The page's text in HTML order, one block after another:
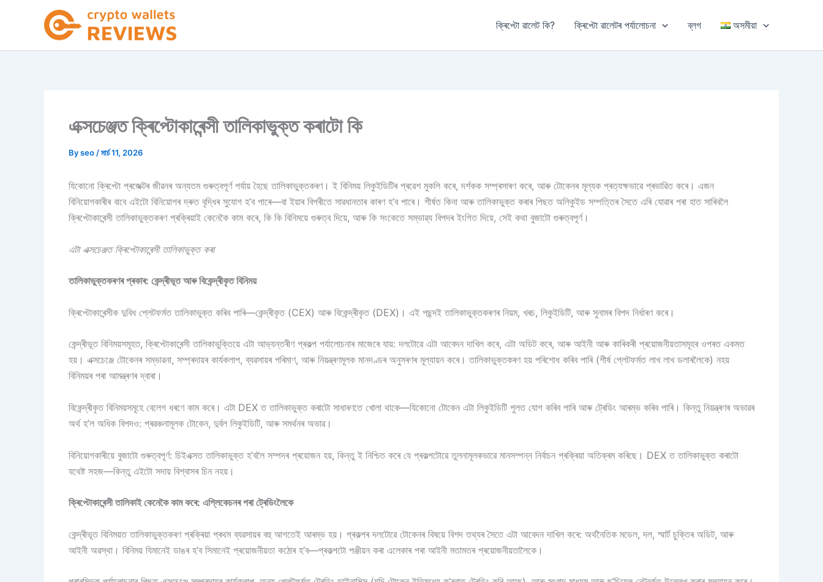
ক্ৰিপ্টো ৱালেট কি? ক্ৰিপ্টো ৱালেটৰ পৰ্যালোচনা ব্লগ অসমীয়া
এক্সচেঞ্জত ক্ৰিপ্টোকাৰেন্সী তালিকাভুক্ত কৰাটো কি
Byseo /মাৰ্চ 11, 2026
যিকোনো ক্ৰিপ্টো প্ৰজেক্টৰ জীৱনৰ অন্যতম গুৰুত্বপূৰ্ণ পৰ্যায় হৈছে তালিকাভুক্তকৰণ। ই বিনিময় লিকুইডিটিৰ প্ৰৱেশ মুকলি কৰে, দৰ্শকক সম্প্ৰসাৰণ কৰে, আৰু টোকেনৰ মূল্যক প্ৰত্যক্ষভাৱে প্ৰভাৱিত কৰে। এজন
বিনিয়োগকাৰীৰ বাবে এইটো বিনিয়োগৰ দ্ৰুত বৃদ্ধিৰ সুযোগ হ’ব পাৰে—বা ইয়াৰ বিপৰীতে সাৱধানতাৰ কাৰণ হ’ব পাৰে। শীৰ্ষত কিনা আৰু তালিকাভুক্ত কৰাৰ পিছত অলিকুইড সম্পত্তিৰ সৈতে এৰি যোৱাৰ পৰা হাত সাৰিবলৈ
ক্ৰিপ্টোকাৰেন্সী তালিকাভুক্তকৰণ প্ৰক্ৰিয়াই কেনেকৈ কাম কৰে, কি কি বিনিময়ে গুৰুত্ব দিয়ে, আৰু কি সংকেতে সম্ভাৱ্য বিপদৰ ইংগিত দিয়ে, সেই কথা বুজাটো গুৰুত্বপূৰ্ণ।
এটা এক্সচেঞ্জত ক্ৰিপ্টোকাৰেন্সী তালিকাভুক্ত কৰা
তালিকাভুক্তকৰণৰ প্ৰকাৰ: কেন্দ্ৰীভূত আৰু বিকেন্দ্ৰীকৃত বিনিময়
ক্ৰিপ্টোকাৰেন্সীক দুবিধ প্লেটফৰ্মত তালিকাভুক্ত কৰিব পাৰি—কেন্দ্ৰীকৃত (CEX) আৰু বিকেন্দ্ৰীকৃত (DEX)। এই পছন্দই তালিকাভুক্তকৰণৰ নিয়ম, খৰচ, লিকুইডিটি, আৰু সুনামৰ বিপদ নিৰ্ধাৰণ কৰে।
কেন্দ্ৰীভূত বিনিময়সমূহত, ক্ৰিপ্টোকাৰেন্সী তালিকাভুক্তিয়ে এটা আভ্যন্তৰীণ প্ৰকল্প পৰ্যালোচনাৰ মাজেৰে যায়: দলটোৱে এটা আবেদন দাখিল কৰে, এটা অডিট কৰে, আৰু আইনী আৰু কাৰিকৰী প্ৰয়োজনীয়তাসমূহৰ ওপৰত একমত
হয়। এক্সচেঞ্জে টোকেনৰ সম্ভাৱনা, সম্প্ৰদায়ৰ কাৰ্যকলাপ, ব্যৱসায়ৰ পৰিমাণ, আৰু নিয়ন্ত্ৰণমূলক মানদণ্ডৰ অনুসৰণৰ মূল্যায়ন কৰে। তালিকাভুক্তকৰণ হয় পৰিশোধ কৰিব পাৰি (শীৰ্ষ প্লেটফৰ্মত লাখ লাখ ডলাৰলৈকে) নহয়
বিনিময়ৰ পৰা আমন্ত্ৰণৰ দ্বাৰা।
বিকেন্দ্ৰীকৃত বিনিময়সমূহে বেলেগ ধৰণে কাম কৰে। এটা DEX ত তালিকাভুক্ত কৰাটো সাধাৰণতে খোলা থাকে—যিকোনো টোকেন এটা লিকুইডিটি পুলত যোগ কৰিব পাৰি আৰু ট্ৰেডিং আৰম্ভ কৰিব পাৰি। কিন্তু নিয়ন্ত্ৰণৰ অভাৱৰ
অৰ্থ হ’ল অধিক বিপদও: প্ৰৱঞ্চনামূলক টোকেন, দুৰ্বল লিকুইডিটি, আৰু সমৰ্থনৰ অভাৱ।
বিনিয়োগকাৰীয়ে বুজাটো গুৰুত্বপূৰ্ণ: চিইএক্সত তালিকাভুক্ত হ’বলৈ সম্পদৰ প্ৰয়োজন হয়, কিন্তু ই নিশ্চিত কৰে যে প্ৰকল্পটোৱে তুলনামূলকভাৱে মানসম্পন্ন নিৰ্বাচন প্ৰক্ৰিয়া অতিক্ৰম কৰিছে। DEX ত তালিকাভুক্ত কৰাটো
যথেষ্ট সহজ—কিন্তু এইটো সদায় বিশ্বাসৰ চিন নহয়।
ক্ৰিপ্টোকাৰেন্সী তালিকাই কেনেকৈ কাম কৰে: এপ্লিকেচনৰ পৰা ট্ৰেডিংলৈকে
কেন্দ্ৰীভূত বিনিময়ত তালিকাভুক্তকৰণ প্ৰক্ৰিয়া প্ৰথম ব্যৱসায়ৰ বহু আগতেই আৰম্ভ হয়। প্ৰকল্পৰ দলটোৱে টোকেনৰ বিষয়ে বিশদ তথ্যৰ সৈতে এটা আবেদন দাখিল কৰে: অৰ্থনৈতিক মডেল, দল, স্মাৰ্ট চুক্তিৰ অডিট, আৰু
আইনী অৱস্থা। বিনিময় যিমানেই ডাঙৰ হ’ব সিমানেই প্ৰয়োজনীয়তা কঠোৰ হ’ব—প্ৰকল্পটো পঞ্জীয়ন কৰা এলেকাৰ পৰা আইনী মতামতৰ প্ৰয়োজনীয়তালৈকে।